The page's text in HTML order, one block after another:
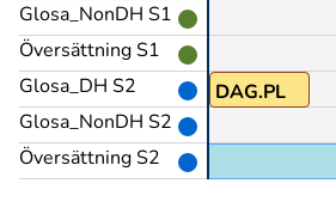
Glosa_NonDH S1
Översättning S1
Glosa_DH S2
Glosa_NonDH S2
Översättning S2
NÅGRA DAG.PL
hit@hd